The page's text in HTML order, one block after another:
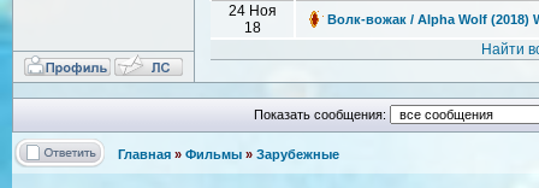
24 Ноя
18
Волк-вожак / Alpha Wolf (2018)
Найти
Показать сообщения:
Главная » Фильмы » Зарубежные